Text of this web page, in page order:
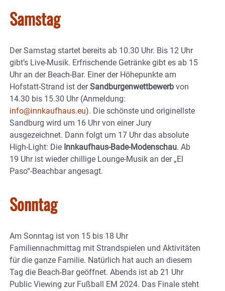
Samstag
Der Samstag startet bereits ab 10.30 Uhr. Bis 12 Uhr
gibt’s Live-Musik. Erfrischende Getränke gibt es ab 15
Uhr an der Beach-Bar. Einer der Höhepunkte am
Hofstatt-Strand ist derSandburgenwettbewerb von
14.30 bis 15.30 Uhr (Anmeldung:
info@innkaufhaus.eu). Die schönste und originellste
Sandburg wird um 16 Uhr von einer Jury
ausgezeichnet. Dann folgt um 17 Uhr das absolute
High-Light: Die Innkaufhaus-Bade-Modenschau. Ab
19 Uhr ist wieder chillige Lounge-Musik an der „El
Paso“-Beachbar angesagt.
Sonntag
Am Sonntag ist von 15 bis 18 Uhr
Familiennachmittag mit Strandspielen und Aktivitäten
für die ganze Familie. Natürlich hat auch an diesem
Tag die Beach-Bar geöffnet. Abends ist ab 21 Uhr
Public Viewing zur Fußball EM 2024. Das Finale steht